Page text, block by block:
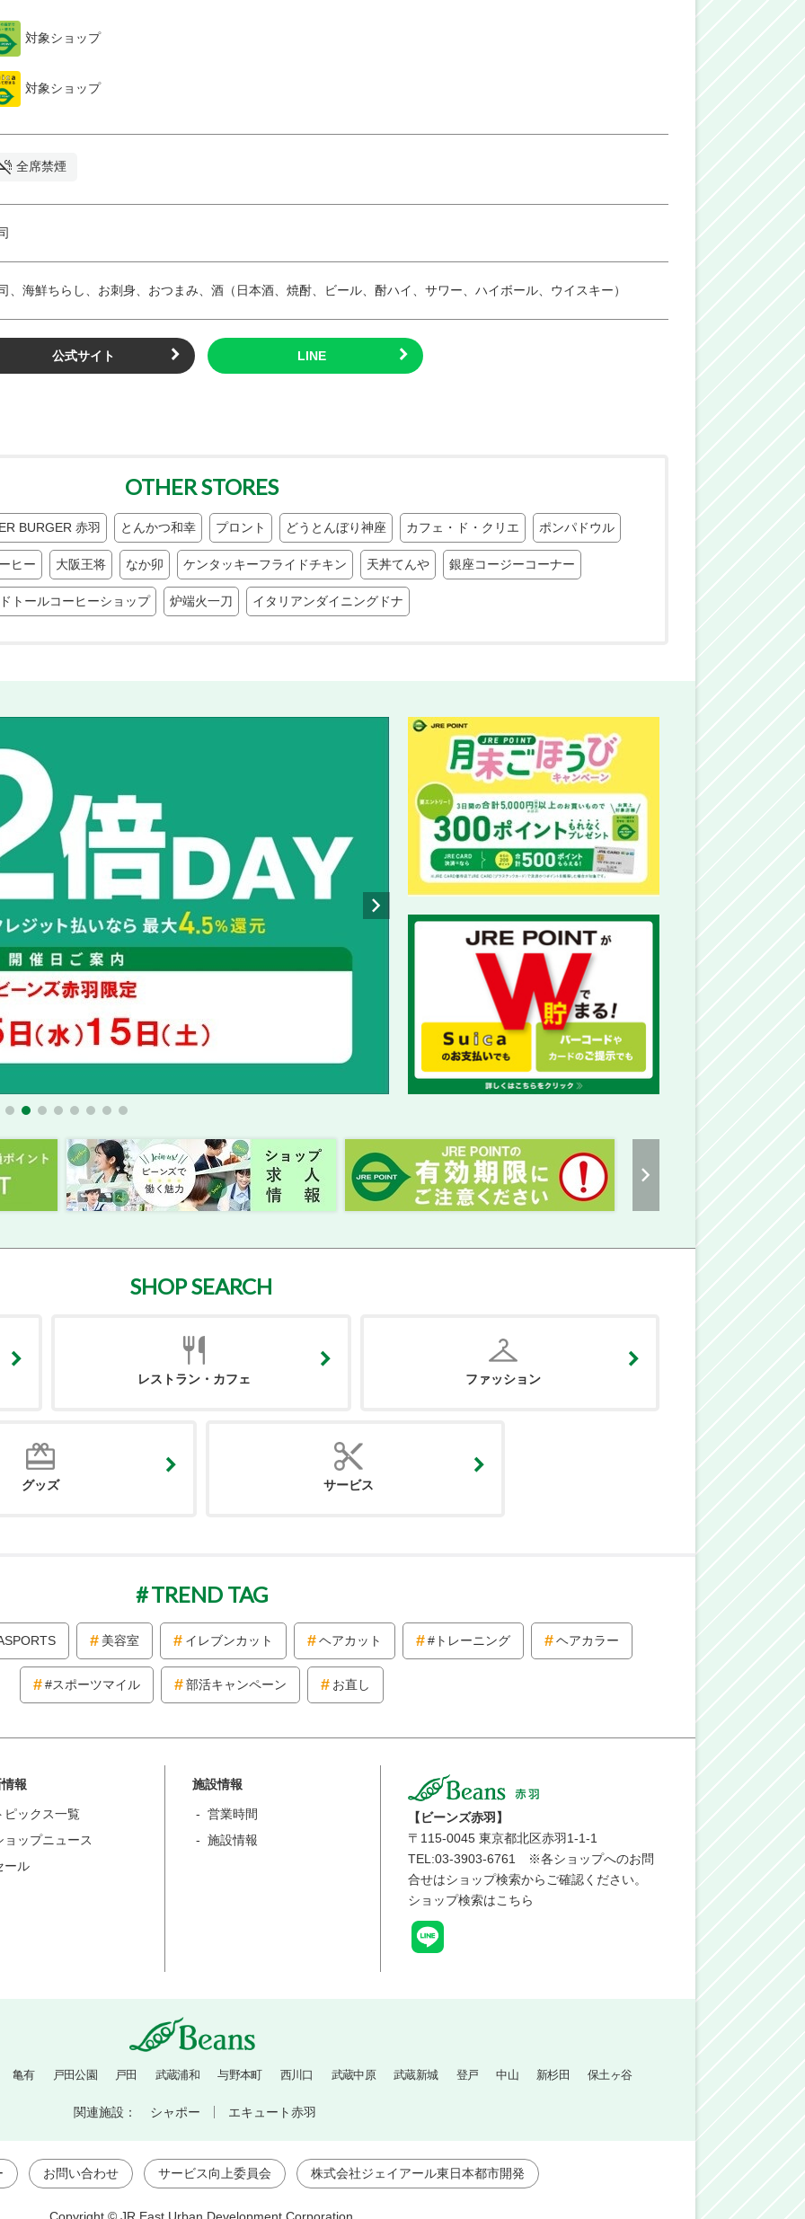
対象ショップ
対象ショップ
全席禁煙
、海鮮ちらし、お刺身、おつまみ、酒（日本酒、焼酎、ビール、酎ハイ、サワー、ハイボール、ウイスキー）
公式サイト
OTHER STORES
BURGER 赤羽 とんかつ和幸 プロント どうとんぼり神座 カフェ・ド・クリエ ポンパドウル
ヒー 大阪王将 なか卯 ケンタッキーフライドチキン 天丼てんや 銀座コージーコーナー
ドトールコーヒーショップ 炉端火一刀 イタリアンダイニングドナ
SHOP SEARCH
レストラン・カフェ ファッション
グッズ サービス
TREND TAG
美容室 イレブンカット ヘアカット #トレーニング ヘアカラー
#スポーツマイル 部活キャンペーン お直し
報
ピックス一覧
ョップニュース
ール
施設情報
営業時間
施設情報
【ビーンズ赤羽】
〒 115-0045 東京都北区赤羽1-1-1
TEL:03-3903-6761 ※各ショップへのお問
合せはショップ検索からご確認ください。
ショップ検索はこちら
亀有 戸田公園 戸田 武蔵浦和 与野本町 西川口 武蔵中原 武蔵新城 登戸 中山 新杉田 保土ヶ谷
関連施設： シャポー エキュート赤羽
お問い合わせ サービス向上委員会 株式会社ジェイアール東日本都市開発